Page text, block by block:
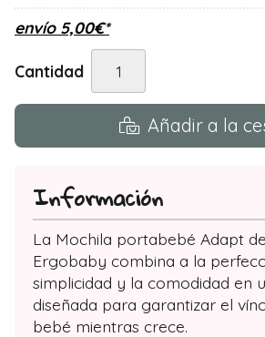
envío 5,00€*
Cantidad
Añadir a la
Información
La Mochila portabebé Adapt
Ergobaby combina a la
simplicidad y la comodidad en
diseñada para garantizar el
bebé mientras crece.